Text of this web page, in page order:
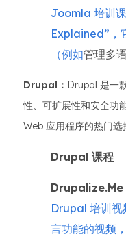
Joomla 培训
Explained”，
（例如管理多
Drupal： Drupal 是一
性、可扩展性和安全功
Web 应用程序的热门选
Drupal 课程
Drupalize.Me
Drupal 培训视
言功能的视频，